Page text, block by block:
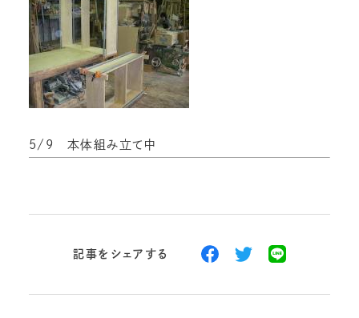
5/9 本体組み立て中
記事をシェアする